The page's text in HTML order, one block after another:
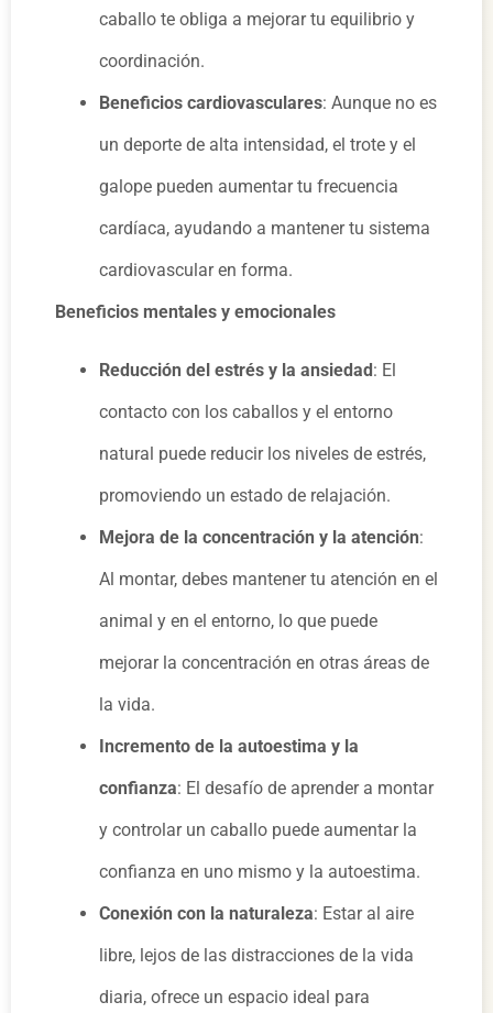
caballo te obliga a mejorar tu equilibrio y
coordinación.
Beneficios cardiovasculares: Aunque no es
un deporte de alta intensidad, el trote y el
galope pueden aumentar tu frecuencia
cardíaca, ayudando a mantener tu sistema
cardiovascular en forma.
Beneficios mentales y emocionales
Reducción del estrés y la ansiedad: El
contacto con los caballos y el entorno
natural puede reducir los niveles de estrés,
promoviendo un estado de relajación.
Mejora de la concentración y la atención:
Al montar, debes mantener tu atención en el
animal y en el entorno, lo que puede
mejorar la concentración en otras áreas de
la vida.
Incremento de la autoestima y la
confianza: El desafío de aprender a montar
y controlar un caballo puede aumentar la
confianza en uno mismo y la autoestima.
Conexión con la naturaleza: Estar al aire
libre, lejos de las distracciones de la vida
diaria, ofrece un espacio ideal para